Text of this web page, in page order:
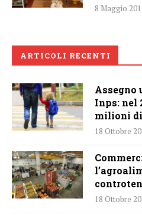
8 Maggio
ARTICOLI RECENTI
Assegno
Inps: nel
milioni
18 Ottobre
18 Ottobre